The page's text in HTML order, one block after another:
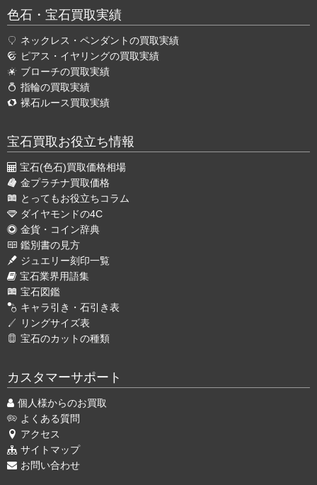
色石・宝石買取実績
ネックレス・ペンダントの買取実績
ピアス・イヤリングの買取実績
ブローチの買取実績
指輪の買取実績
裸石ルース買取実績
宝石買取お役立ち情報
宝石(色石)買取価格相場
金プラチナ買取価格
とってもお役立ちコラム
ダイヤモンドの4C
金貨・コイン辞典
鑑別書の見方
ジュエリー刻印一覧
宝石業界用語集
宝石図鑑
キャラ引き・石引き表
リングサイズ表
宝石のカットの種類
カスタマーサポート
個人様からのお買取
よくある質問
アクセス
サイトマップ
お問い合わせ